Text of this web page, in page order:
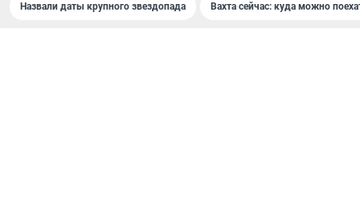
Назвали даты крупного звездопада Вахта сейчас: куда можно